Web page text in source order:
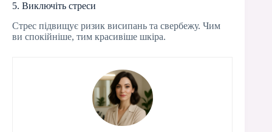
5. Виключіть стреси
Стрес підвищує ризик висипань та свербежу. Чим
ви спокійніше, тим красивіше шкіра.